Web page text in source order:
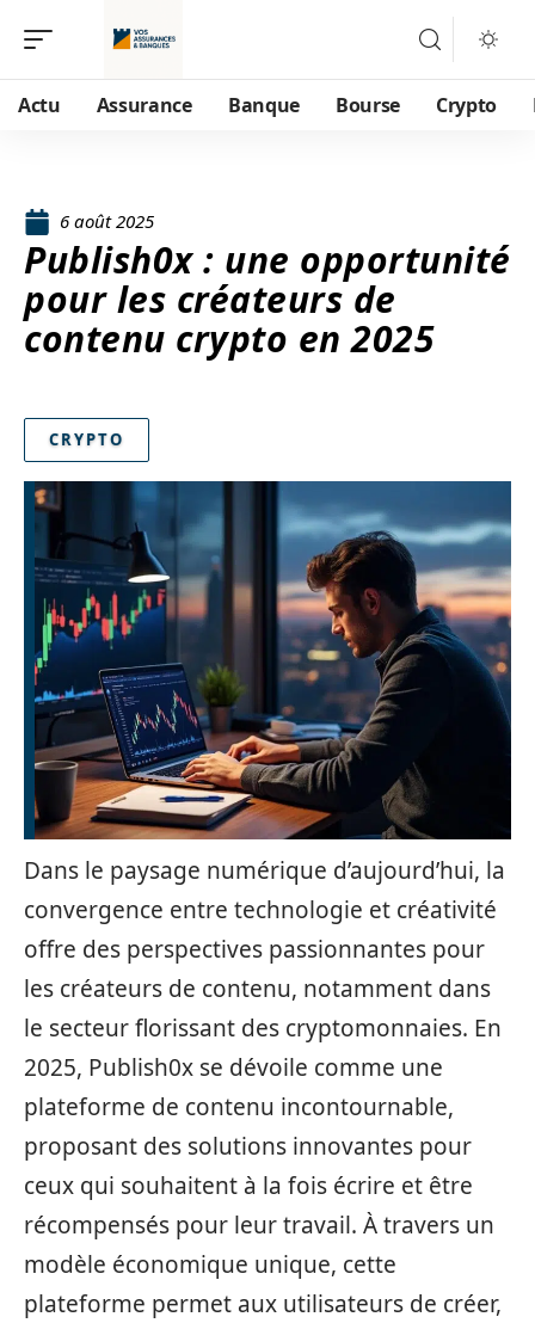
Actu Assurance Banque Bourse Crypto
6 août 2025
Publish0x : une opportunité
pour les créateurs de
contenu crypto en 2025
CRYPTO
Dans le paysage numérique d’aujourd’hui, la
convergence entre technologie et créativité
offre des perspectives passionnantes pour
les créateurs de contenu, notamment dans
le secteur florissant des cryptomonnaies. En
2025, Publish0x se dévoile comme une
plateforme de contenu incontournable,
proposant des solutions innovantes pour
ceux qui souhaitent à la fois écrire et être
récompensés pour leur travail. À travers un
modèle économique unique, cette
plateforme permet aux utilisateurs de créer,